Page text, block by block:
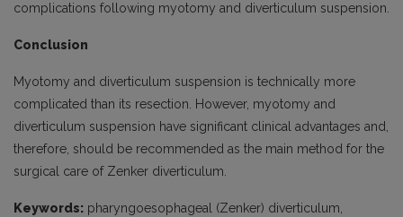
complications following myotomy and diverticulum suspension.
Conclusion
Myotomy and diverticulum suspension is technically more
complicated than its resection. However, myotomy and
diverticulum suspension have significant clinical advantages and,
therefore, should be recommended as the main method for the
surgical care of Zenker diverticulum.
Keywords: pharyngoesophageal (Zenker) diverticulum,